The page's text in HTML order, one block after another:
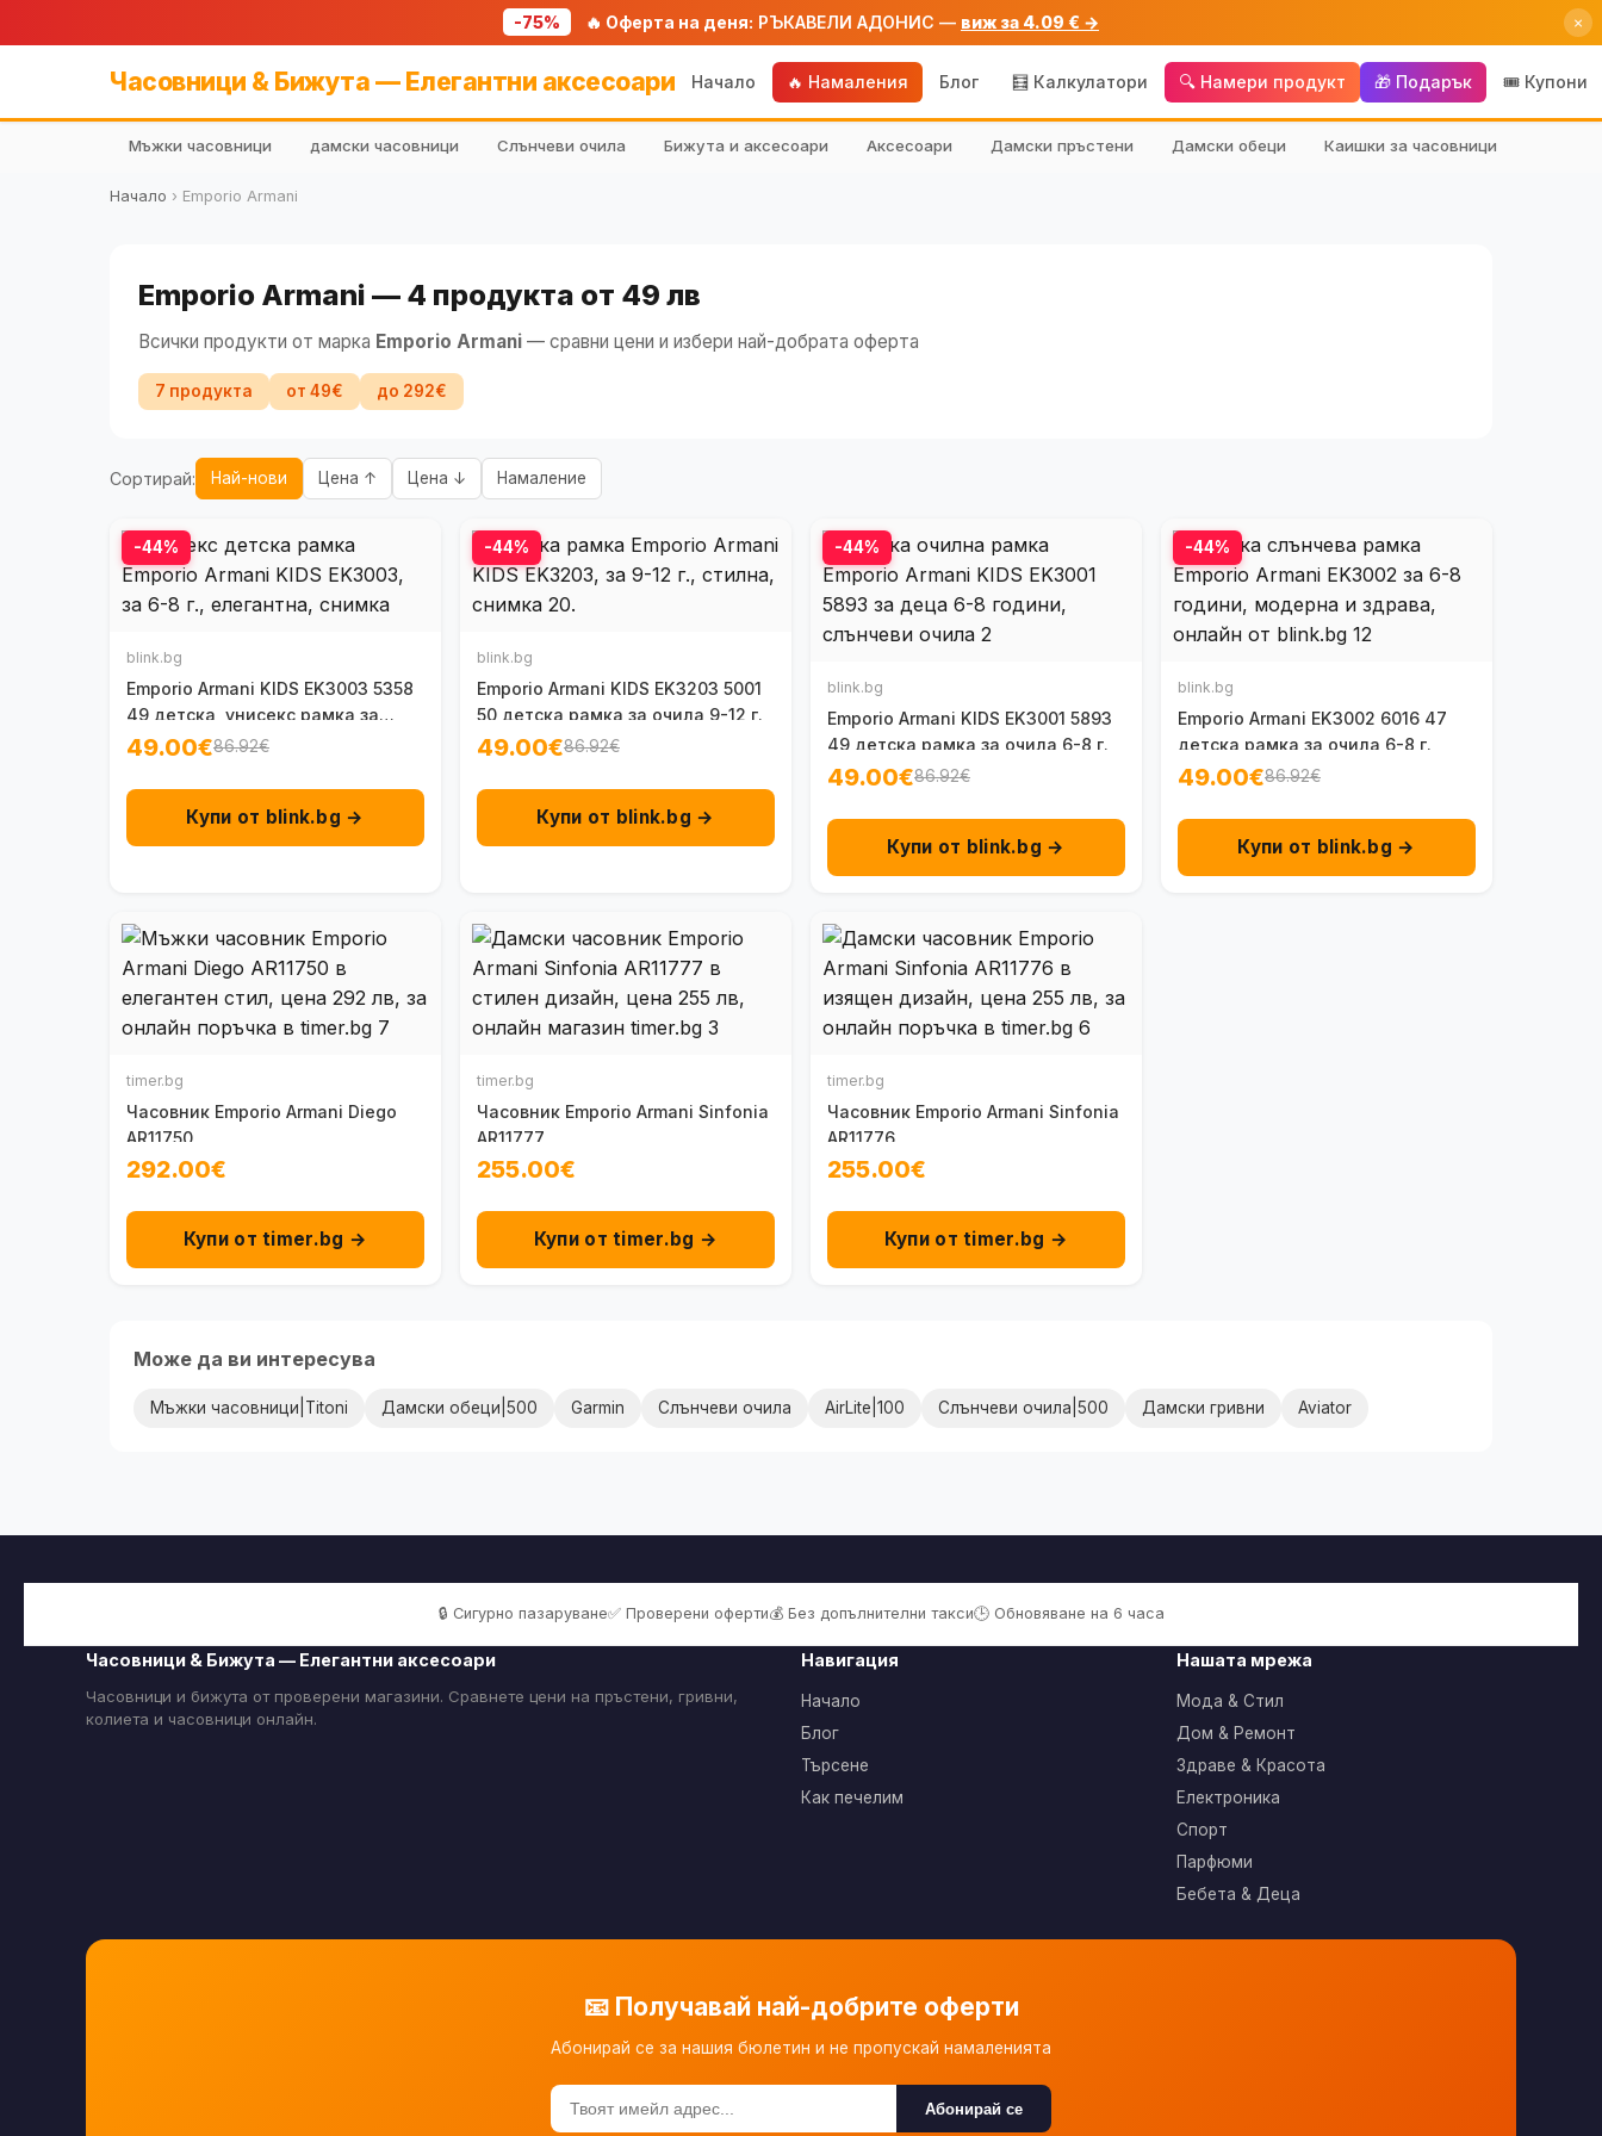
-75% 🔥 Оферта на деня: РЪКАВЕЛИ АДОНИС — виж за 4.09 € → ×
Часовници & Бижута — Елегантни аксесоари Начало 🔥 Намаления Блог 🧮 Калкулатори 🔍 Намери продукт 🎁 Подарък 🎟️ Купони
Мъжки часовници дамски часовници Слънчеви очила Бижута и аксесоари Аксесоари Дамски пръстени Дамски обеци Каишки за часовници
Начало › Emporio Armani
Emporio Armani — 4 продукта от 49 лв
Всички продукти от марка Emporio Armani — сравни цени и избери най-добрата оферта
7 продукта от 49€ до 292€
Сортирай: Най-нови Цена ↑ Цена ↓ Намаление
-44%
blink.bg
Emporio Armani KIDS EK3003 5358
49 детска, унисекс рамка за
очила 6-8 г.
49.00€86.92€
Купи от blink.bg →
-44%
blink.bg
Emporio Armani KIDS EK3203 5001
50 детска рамка за очила 9-12 г.
49.00€86.92€
Купи от blink.bg →
-44%
blink.bg
Emporio Armani KIDS EK3001 5893
49 детска рамка за очила 6-8 г.
49.00€86.92€
Купи от blink.bg →
-44%
blink.bg
Emporio Armani EK3002 6016 47
детска рамка за очила 6-8 г.
49.00€86.92€
Купи от blink.bg →
timer.bg
Часовник Emporio Armani Diego
AR11750
292.00€
Купи от timer.bg →
timer.bg
Часовник Emporio Armani Sinfonia
AR11777
255.00€
Купи от timer.bg →
timer.bg
Часовник Emporio Armani Sinfonia
AR11776
255.00€
Купи от timer.bg →
Може да ви интересува
Мъжки часовници|Titoni Дамски обеци|500 Garmin Слънчеви очила AirLite|100 Слънчеви очила|500 Дамски гривни Aviator
🔒 Сигурно пазаруване✅ Проверени оферти💰 Без допълнителни такси🕒 Обновяване на 6 часа
Часовници & Бижута — Елегантни аксесоари
Часовници и бижута от проверени магазини. Сравнете цени на пръстени, гривни,
колиета и часовници онлайн.
Навигация
Начало
Блог
Търсене
Как печелим
Нашата мрежа
Мода & Стил
Дом & Ремонт
Здраве & Красота
Електроника
Спорт
Парфюми
Бебета & Деца
📧 Получавай най-добрите оферти
Абонирай се за нашия бюлетин и не пропускай намаленията
Абонирай се